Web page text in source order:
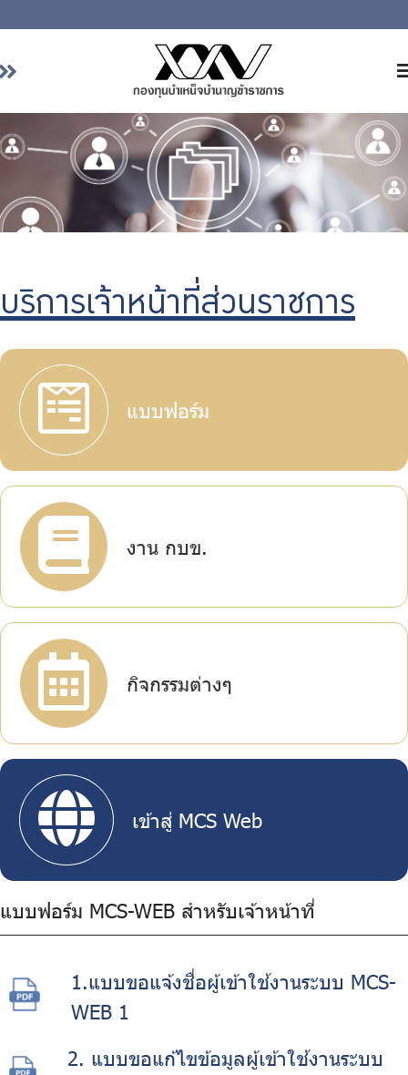
เกี่ยวกับ กบข.
ลงทุน
การบริหารความเสี่ยง
รายงานผลการดำเนินงาน
จัดซื้อจัดจ้าง
บริการเจ้าหน้าที่ส่วนราชการ
ร่วมงานกับเรา
ไทย | Eng
บริการเจ้าหน้าที่ส่วนราชการ
แบบฟอร์ม
งาน กบข.
กิจกรรมต่างๆ
เข้าสู่ MCS Web
แบบฟอร์ม MCS-WEB สำหรับเจ้าหน้าที่
1.แบบขอแจ้งชื่อผู้เข้าใช้งานระบบ MCS-
WEB 1
2. แบบขอแก้ไขข้อมูลผู้เข้าใช้งานระบบ